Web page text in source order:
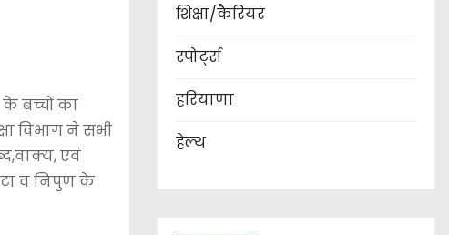
के बच्चों का
विभाग ने सभी
एवं
व निपुण के
शिक्षा/कैरियर
स्पोर्ट्स
हरियाणा
हेल्थ